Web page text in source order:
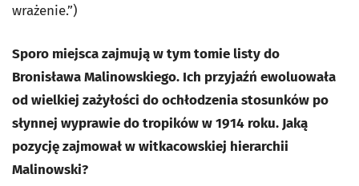
wrażenie.”)
Sporo miejsca zajmują w tym tomie listy do
Bronisława Malinowskiego. Ich przyjaźń ewoluowała
od wielkiej zażyłości do ochłodzenia stosunków po
słynnej wyprawie do tropików w 1914 roku. Jaką
pozycję zajmował w witkacowskiej hierarchii
Malinowski?